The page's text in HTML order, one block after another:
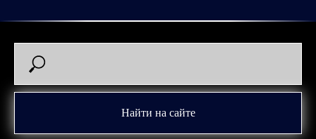
Найти на сайте